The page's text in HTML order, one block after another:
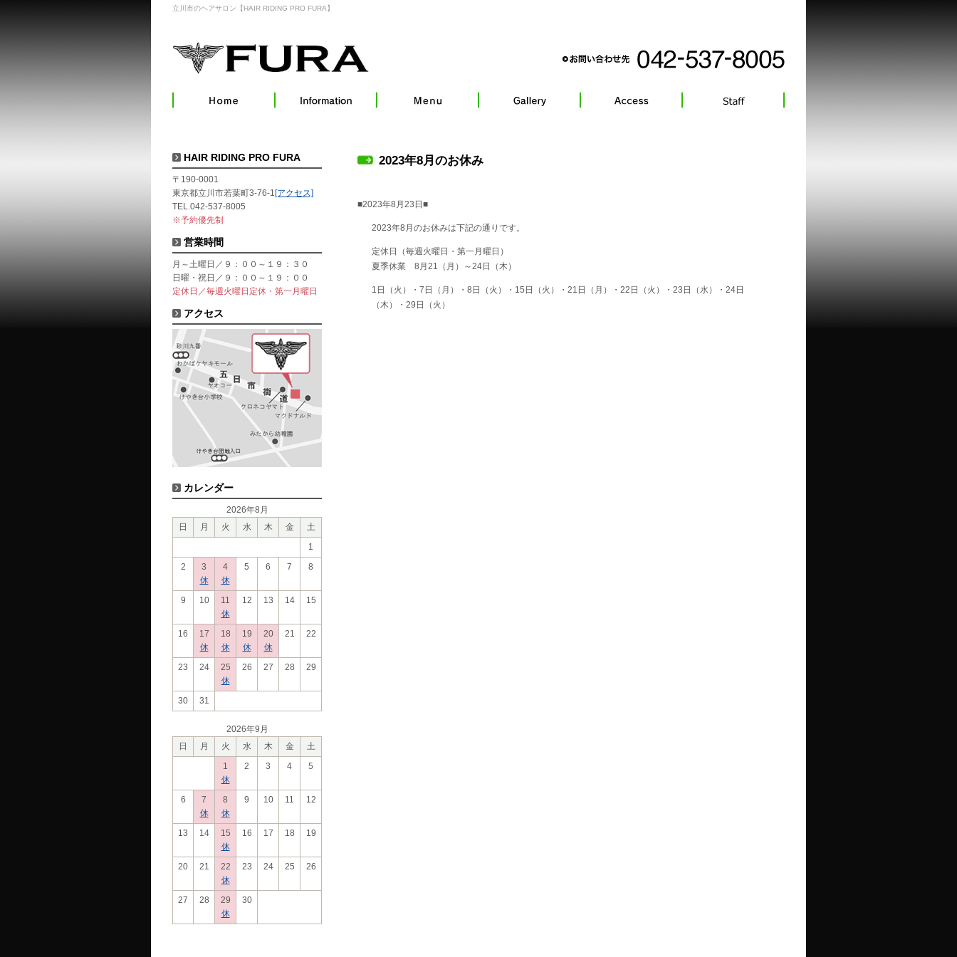
立川市のヘアサロン【HAIR RIDING PRO FURA】
2023年8月のお休み
■2023年8月23日■
2023年8月のお休みは下記の通りです。
定休日（毎週火曜日・第一月曜日）
夏季休業 8月21（月）～24日（木）
1日（火）・7日（月）・8日（火）・15日（火）・21日（月）・22日（火）・23日（水）・24日
（木）・29日（火）
HAIR RIDING PRO FURA
〒190-0001
東京都立川市若葉町3-76-1 [アクセス]
TEL.042-537-8005
※予約優先制
営業時間
月～土曜日／９：００～１９：３０
日曜・祝日／９：００～１９：００
定休日／毎週火曜日定休・第一月曜日
アクセス
カレンダー
2026年8月
日
月 火 水 木 金
土
1
2
3
休
4
休
5 6 7 8
9 10
11
休
12 13 14 15
16
17
休
18
休
19
休
20
休
21 22
23 24
25
休
26 27 28 29
30 31
2026年9月
日
月 火 水 木 金
土
1
休
2 3 4 5
6
7
休
8
休
9 10 11 12
13 14
15
休
16 17 18 19
20 21
22
休
23 24 25 26
27 28
29
休
30